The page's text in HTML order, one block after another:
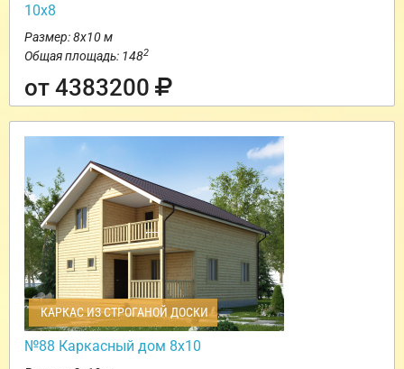
10х8
Размер: 8х10 м
Общая площадь: 1482
от 4383200
КАРКАС ИЗ СТРОГАНОЙ ДОСКИ
№88 Каркасный дом 8х10